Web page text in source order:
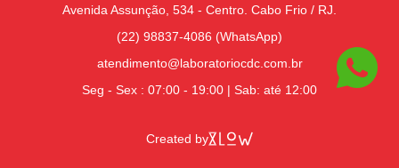
Avenida Assunção, 534 - Centro. Cabo Frio / RJ.
(22) 98837-4086 (WhatsApp)
atendimento@laboratoriocdc.com.br
Seg - Sex : 07:00 - 19:00 | Sab: até 12:00
Created by